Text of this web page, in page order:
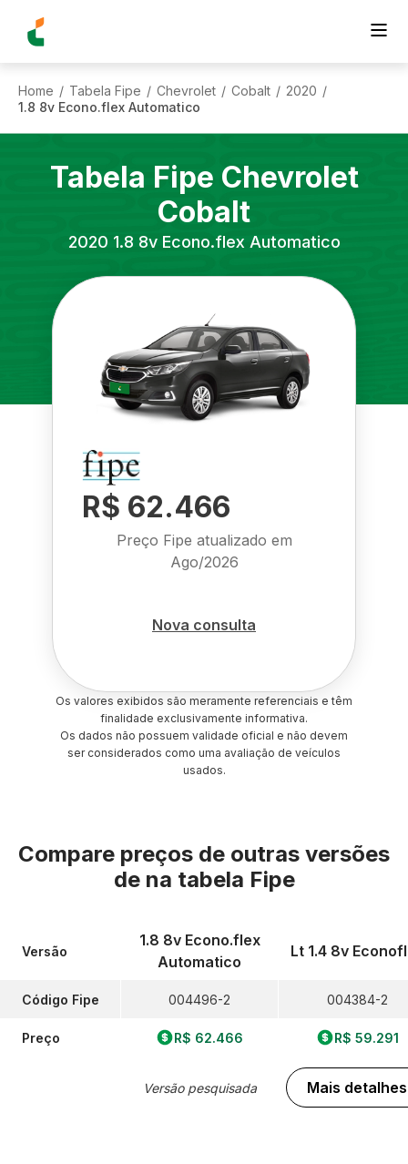
Home / Tabela Fipe / Chevrolet / Cobalt / 2020 /
1.8 8v Econo.flex Automatico
Tabela Fipe Chevrolet
Cobalt
2020 1.8 8v Econo.flex Automatico
R$ 62.466
Preço Fipe atualizado em
Ago/2026
Nova consulta
Os valores exibidos são meramente referenciais e têm
finalidade exclusivamente informativa.
Os dados não possuem validade oficial e não devem
ser considerados como uma avaliação de veículos
usados.
Compare preços de outras versões
de na tabela Fipe
Versão
Código Fipe
Preço
1.8 8v Econo.flex
Automatico
004496-2
R$ 62.466
Versão pesquisada
Lt 1.4 8v
004384-2
R$ 59.291
Mais detalhes